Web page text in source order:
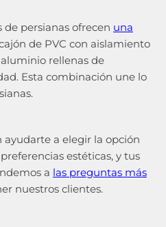
de persianas ofrecen una
de PVC con aislamiento
rellenas de
Esta combinación une lo
ayudarte a elegir la opción
estéticas, y tus
a las preguntas más
nuestros clientes.